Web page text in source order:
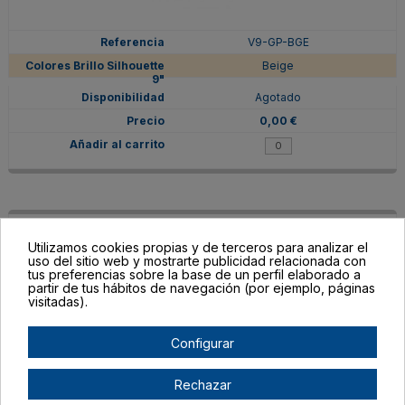
V9-GP-BGE
Beige
Agotado
0,00 €
Utilizamos cookies propias y de terceros para analizar el
uso del sitio web y mostrarte publicidad relacionada con
tus preferencias sobre la base de un perfil elaborado a
partir de tus hábitos de navegación (por ejemplo, páginas
visitadas).
Configurar
Rechazar